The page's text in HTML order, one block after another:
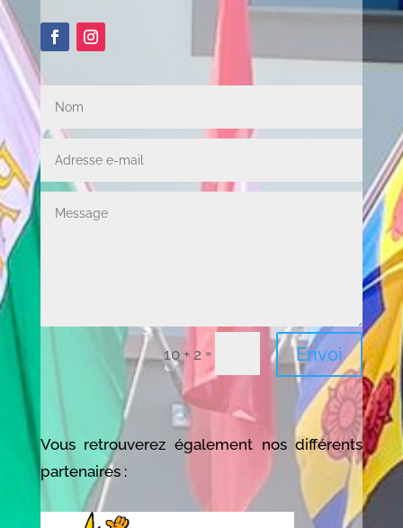
10 + 2 = Envoi
Vous retrouverez également nos différents
partenaires :